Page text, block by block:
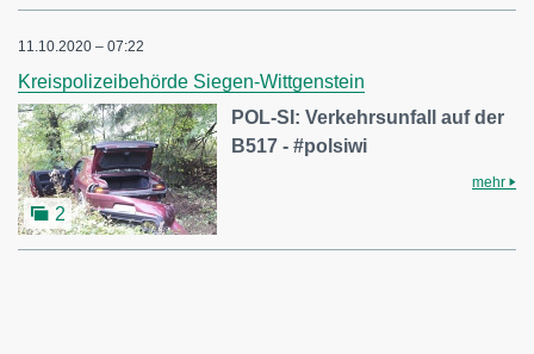
11.10.2020 – 07:22
Kreispolizeibehörde Siegen-Wittgenstein
2
POL-SI: Verkehrsunfall auf der
B517 - #polsiwi
mehr